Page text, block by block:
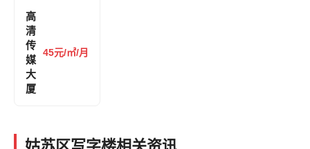
高
清
传
媒
大
厦
45元/㎡/月